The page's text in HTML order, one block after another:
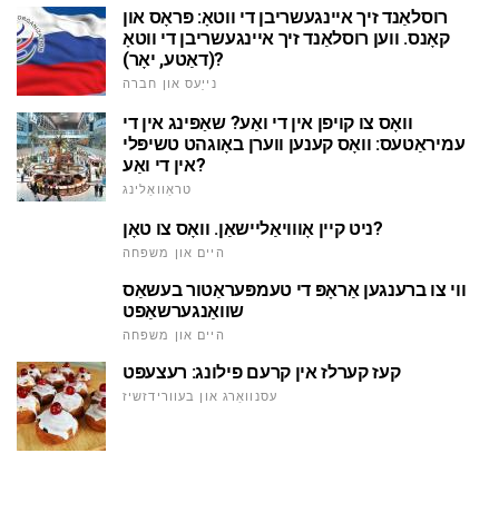
רוסלאַנד זיך איינגעשריבן די ווטאָ: פּראָס און
קאָנס. ווען רוסלאַנד זיך איינגעשריבן די ווטאָ
(דאַטע, יאָר)?
נייַעס און חברה
וואָס צו קויפן אין די ואַע? שאַפּינג אין די
עמיראַטעס: וואָס קענען ווערן באָוגהט טשיפּלי
אין די ואַע?
טראַוואַלינג
ניט קיין אָווויאַליישאַן. וואָס צו טאָן?
היים און משפּחה
ווי צו ברענגען אַראָפּ די טעמפּעראַטור בעשאַס
שוואַנגערשאַפט
היים און משפּחה
קעז קערלז אין קרעם פילונג: רעצעפּט
עסנוואַרג און בעוורידזשיז